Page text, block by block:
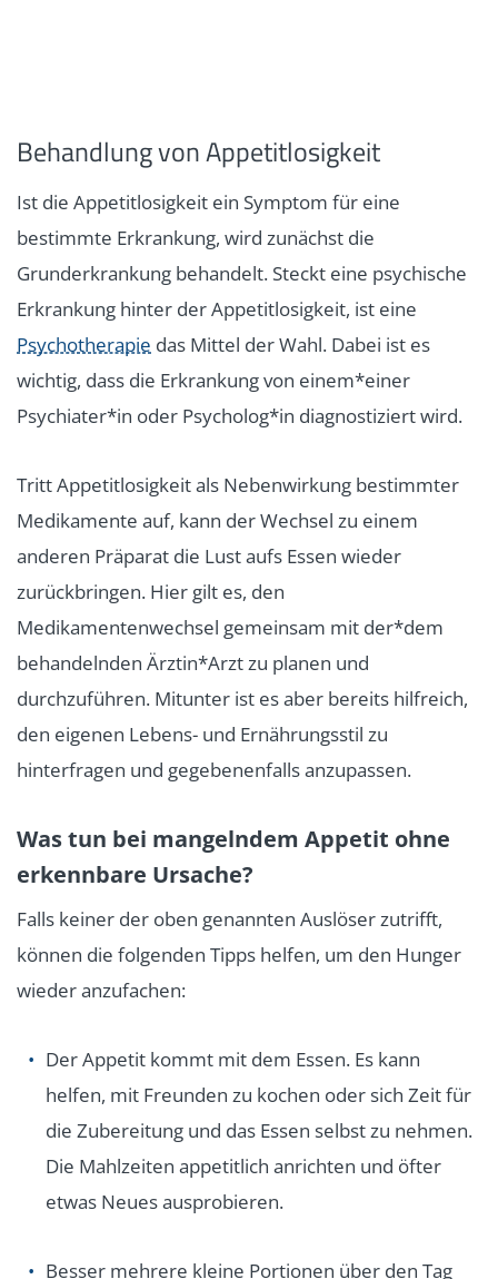
Behandlung von Appetitlosigkeit
Ist die Appetitlosigkeit ein Symptom für eine
bestimmte Erkrankung, wird zunächst die
Grunderkrankung behandelt. Steckt eine psychische
Erkrankung hinter der Appetitlosigkeit, ist eine
Psychotherapie das Mittel der Wahl. Dabei ist es
wichtig, dass die Erkrankung von einem*einer
Psychiater*in oder Psycholog*in diagnostiziert wird.
Tritt Appetitlosigkeit als Nebenwirkung bestimmter
Medikamente auf, kann der Wechsel zu einem
anderen Präparat die Lust aufs Essen wieder
zurückbringen. Hier gilt es, den
Medikamentenwechsel gemeinsam mit der*dem
behandelnden Ärztin*Arzt zu planen und
durchzuführen. Mitunter ist es aber bereits hilfreich,
den eigenen Lebens- und Ernährungsstil zu
hinterfragen und gegebenenfalls anzupassen.
Was tun bei mangelndem Appetit ohne
erkennbare Ursache?
Falls keiner der oben genannten Auslöser zutrifft,
können die folgenden Tipps helfen, um den Hunger
wieder anzufachen:
Der Appetit kommt mit dem Essen. Es kann
helfen, mit Freunden zu kochen oder sich Zeit für
die Zubereitung und das Essen selbst zu nehmen.
Die Mahlzeiten appetitlich anrichten und öfter
etwas Neues ausprobieren.
Besser mehrere kleine Portionen über den Tag